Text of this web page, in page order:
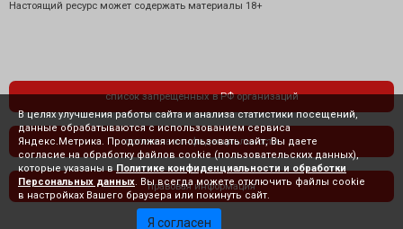
Настоящий ресурс может содержать материалы 18+
список запрещенных в РФ организаций
политика конфиденциальности
правовая информация
В целях улучшения работы сайта и анализа статистики посещений,
данные обрабатываются с использованием сервиса
Яндекс.Метрика. Продолжая использовать сайт, Вы даете
согласие на обработку файлов cookie (пользовательских данных),
которые указаны в Политике конфиденциальности и обработки
Персональных данных . Вы всегда можете отключить файлы cookie
в настройках Вашего браузера или покинуть сайт.
Я согласен